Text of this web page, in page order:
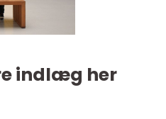
indlæg her